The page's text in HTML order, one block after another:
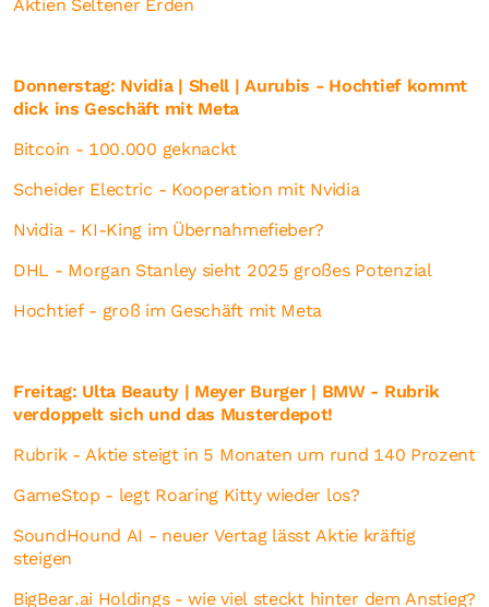
Aktien Seltener Erden
Donnerstag: Nvidia | Shell | Aurubis - Hochtief kommt
dick ins Geschäft mit Meta
Bitcoin - 100.000 geknackt
Scheider Electric - Kooperation mit Nvidia
Nvidia - KI-King im Übernahmefieber?
DHL - Morgan Stanley sieht 2025 großes Potenzial
Hochtief - groß im Geschäft mit Meta
Freitag: Ulta Beauty | Meyer Burger | BMW - Rubrik
verdoppelt sich und das Musterdepot!
Rubrik - Aktie steigt in 5 Monaten um rund 140 Prozent
GameStop - legt Roaring Kitty wieder los?
SoundHound AI - neuer Vertag lässt Aktie kräftig
steigen
BigBear.ai Holdings - wie viel steckt hinter dem Anstieg?